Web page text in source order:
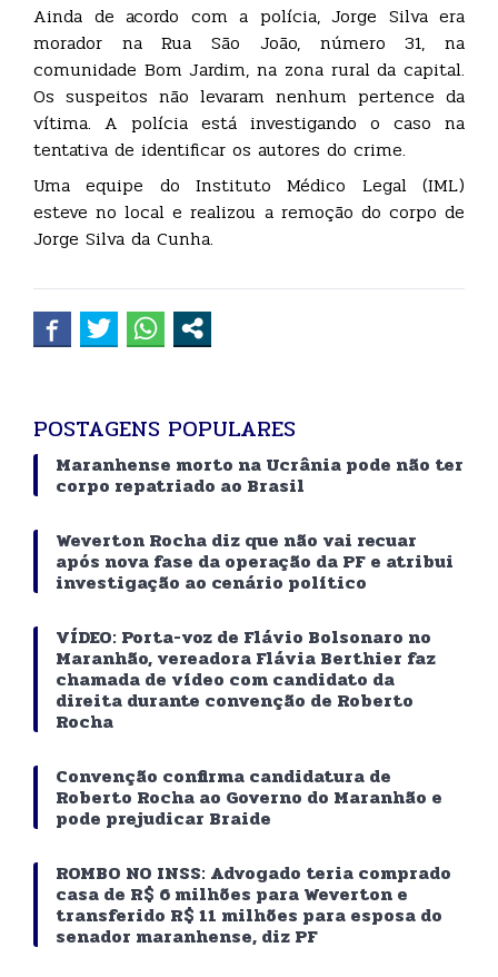
Ainda de acordo com a polícia, Jorge Silva era
morador na Rua São João, número 31, na
comunidade Bom Jardim, na zona rural da capital.
Os suspeitos não levaram nenhum pertence da
vítima. A polícia está investigando o caso na
tentativa de identificar os autores do crime.
Uma equipe do Instituto Médico Legal (IML)
esteve no local e realizou a remoção do corpo de
Jorge Silva da Cunha.
POSTAGENS POPULARES
Maranhense morto na Ucrânia pode não ter
corpo repatriado ao Brasil
Weverton Rocha diz que não vai recuar
após nova fase da operação da PF e atribui
investigação ao cenário político
VÍDEO: Porta-voz de Flávio Bolsonaro no
Maranhão, vereadora Flávia Berthier faz
chamada de vídeo com candidato da
direita durante convenção de Roberto
Rocha
Convenção confirma candidatura de
Roberto Rocha ao Governo do Maranhão e
pode prejudicar Braide
ROMBO NO INSS: Advogado teria comprado
casa de R$ 6 milhões para Weverton e
transferido R$ 11 milhões para esposa do
senador maranhense, diz PF